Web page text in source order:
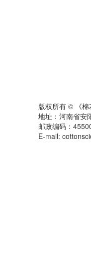
版权所有 © 《
地址：河南省安
邮政编码：
E-mail: